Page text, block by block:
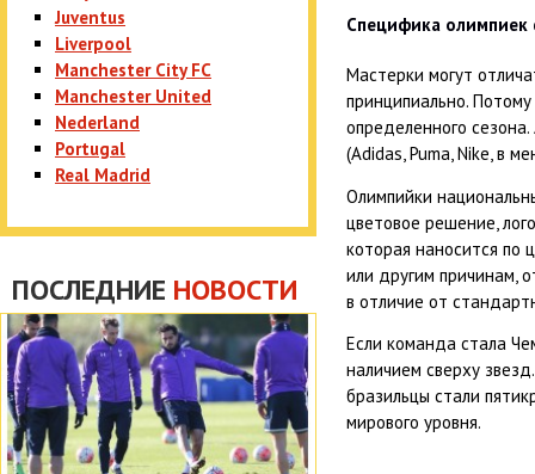
Juventus
Liverpool
Manchester City FC
Manchester United
Nederland
Portugal
Real Madrid
ПОСЛЕДНИЕ НОВОСТИ
Специфика олимпиек
Мастерки могут
принципиально.
определенного
(Adidas,Puma,Nike, в
Олимпийки
цветовое решение,
которая наносится по
или другим причинам,
в отличие от
Если команда стала
наличием сверху
бразильцы стали
мирового уровня.